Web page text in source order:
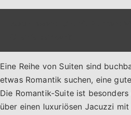
Eine Reihe von Suiten sind
etwas Romantik suchen, eine
Die Romantik-Suite ist
über einen luxuriösen Jacuzzi